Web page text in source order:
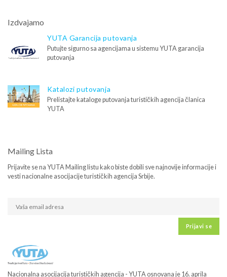
Izdvajamo
YUTA Garancija putovanja
Putujte sigurno sa agencijama u sistemu YUTA garancija
putovanja
Katalozi putovanja
Prelistajte kataloge putovanja turističkih agencija članica
YUTA
Mailing Lista
Prijavite se na YUTA Mailing listu kako biste dobili sve najnovije informacije i
vesti nacionalne asocijacije turističkih agencija Srbije.
Prijavi se
Nacionalna asocijacija turističkih agencija - YUTA osnovana je 16. aprila